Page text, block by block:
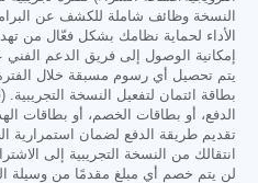
النسخة وظائف شاملة للكشف عن البرامج
الأداء لحماية نظامك بشكل فعّال من
يتم تحصيل أي رسوم مسبقة خلال الفترة
بطاقة ائتمان لتفعيل النسخة
الدفع، أو بطاقات الخصم، أو بطاقات
تقديم طريقة الدفع لضمان استمرارية
انتقالك من النسخة التجريبية إلى
لن يتم خصم أي مبلغ مقدمًا من وسيلة